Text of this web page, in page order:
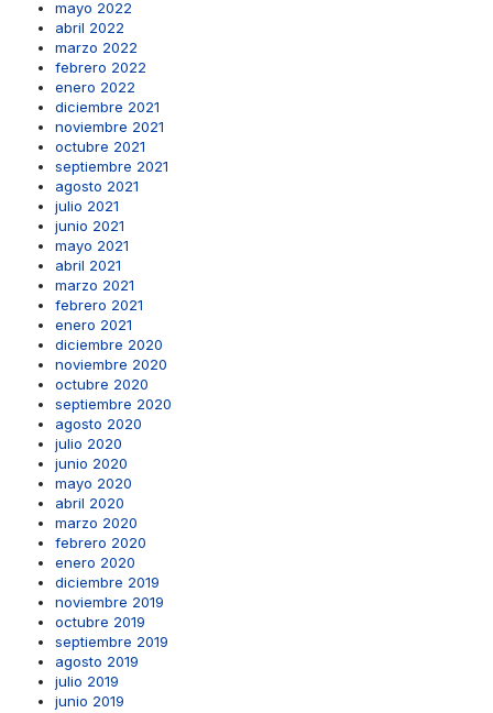
mayo 2022
abril 2022
marzo 2022
febrero 2022
enero 2022
diciembre 2021
noviembre 2021
octubre 2021
septiembre 2021
agosto 2021
julio 2021
junio 2021
mayo 2021
abril 2021
marzo 2021
febrero 2021
enero 2021
diciembre 2020
noviembre 2020
octubre 2020
septiembre 2020
agosto 2020
julio 2020
junio 2020
mayo 2020
abril 2020
marzo 2020
febrero 2020
enero 2020
diciembre 2019
noviembre 2019
octubre 2019
septiembre 2019
agosto 2019
julio 2019
junio 2019